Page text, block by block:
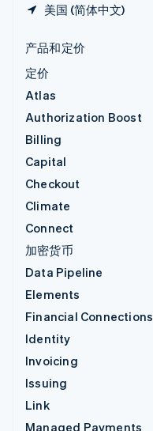
美国 (简体中文)
产品和定价
定价
Atlas
Authorization Boost
Billing
Capital
Checkout
Climate
Connect
加密货币
Data Pipeline
Elements
Financial Connections
Identity
Invoicing
Issuing
Link
Managed Payments